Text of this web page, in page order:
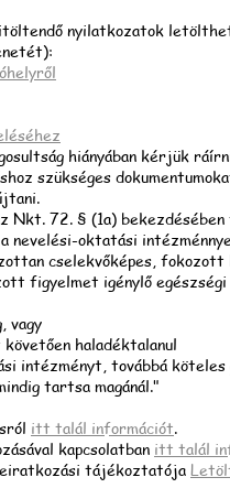
nyilatkozatok
hiányában kérjük
szükséges
Nkt. 72. § (1a)
nevelési-oktatási
cselekvőképes, fokozott
figyelmet igénylő egészségi
vagy
haladéktalanul
intézményt, továbbá köteles
tartsa magánál."
itt talál információt.
kapcsolatban itt talál
tájékoztatója